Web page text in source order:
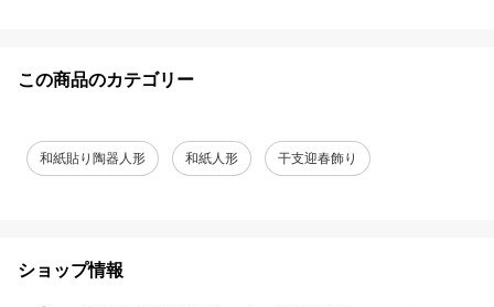
この商品のカテゴリー
和紙貼り陶器人形 和紙人形 干支迎春飾り
ショップ情報